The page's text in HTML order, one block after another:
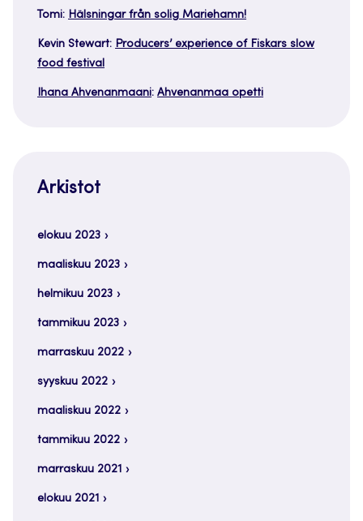
Tomi: Hälsningar från solig Mariehamn!
Kevin Stewart: Producers’ experience of Fiskars slow
food festival
Ihana Ahvenanmaani: Ahvenanmaa opetti
Arkistot
elokuu 2023
maaliskuu 2023
helmikuu 2023
tammikuu 2023
marraskuu 2022
syyskuu 2022
maaliskuu 2022
tammikuu 2022
marraskuu 2021
elokuu 2021